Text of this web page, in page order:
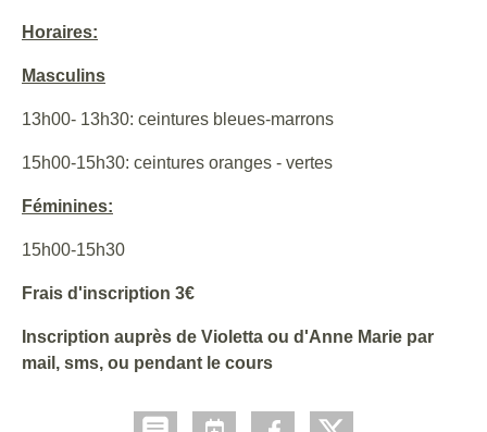
Horaires:
Masculins
13h00- 13h30: ceintures bleues-marrons
15h00-15h30: ceintures oranges - vertes
Féminines:
15h00-15h30
Frais d'inscription 3€
Inscription auprès de Violetta ou d'Anne Marie par
mail, sms, ou pendant le cours